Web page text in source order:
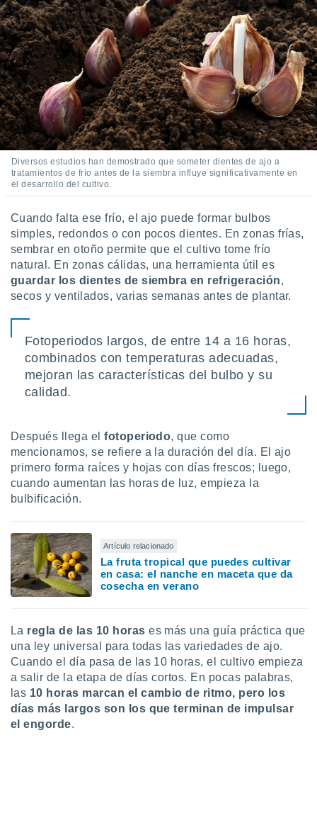
perfiles
utilizar
crear un
uso de
la
contenido
medir el
de la
el
del
de
o a través
de
de
de
con el
e
mediante
de
1199
Diversos estudios han demostrado que someter dientes de ajo a
tratamientos de frío antes de la siembra influye significativamente en
el desarrollo del cultivo.
Cuando falta ese frío, el ajo puede formar bulbos
simples, redondos o con pocos dientes. En zonas frías,
sembrar en otoño permite que el cultivo tome frío
natural. En zonas cálidas, una herramienta útil es
guardar los dientes de siembra en refrigeración,
secos y ventilados, varias semanas antes de plantar.
Fotoperiodos largos, de entre 14 a 16 horas,
combinados con temperaturas adecuadas,
mejoran las características del bulbo y su
calidad.
Después llega elfotoperiodo, que como
mencionamos, se refiere a la duración del día. El ajo
primero forma raíces y hojas con días frescos; luego,
cuando aumentan las horas de luz, empieza la
bulbificación.
Artículo relacionado
La fruta tropical que puedes cultivar
en casa: el nanche en maceta que da
cosecha en verano
La regla de las 10 horas es más una guía práctica que
una ley universal para todas las variedades de ajo.
Cuando el día pasa de las 10 horas, el cultivo empieza
a salir de la etapa de días cortos. En pocas palabras,
las 10 horas marcan el cambio de ritmo, pero los
días más largos son los que terminan de impulsar
el engorde.